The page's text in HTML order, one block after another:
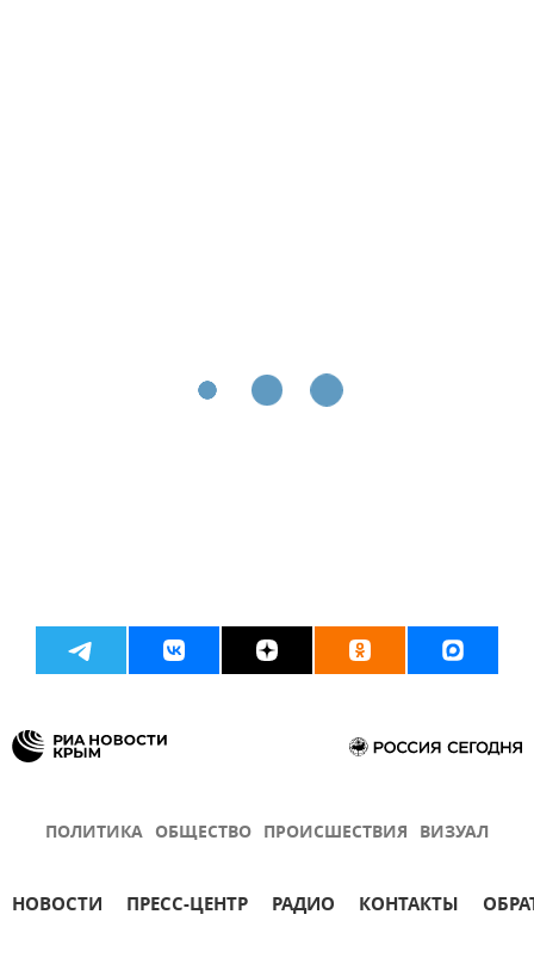
ПОЛИТИКА ОБЩЕСТВО ПРОИСШЕСТВИЯ ВИЗУАЛ
НОВОСТИ ПРЕСС-ЦЕНТР РАДИО КОНТАКТЫ